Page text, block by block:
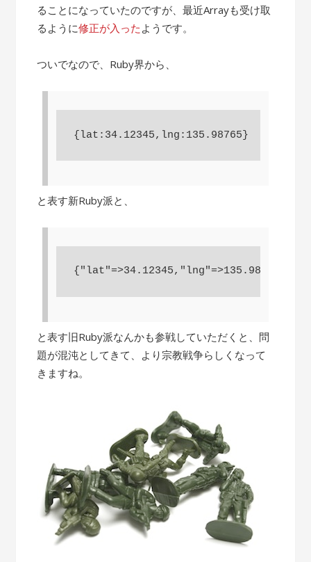
ることになっていたのですが、最近Arrayも受け取
るように修正が入った ようです。
ついでなので、Ruby界から、
と表す新Ruby派と、
と表す旧Ruby派なんかも参戦していただくと、問
題が混沌としてきて、より宗教戦争らしくなって
きますね。